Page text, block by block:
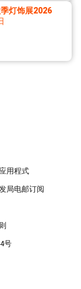
灯饰展2026
用程式
局电邮订阅
号